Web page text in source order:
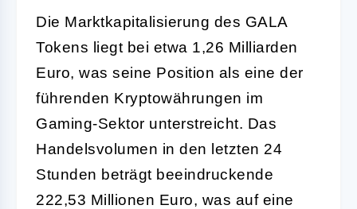
Die Marktkapitalisierung des GALA
Tokens liegt bei etwa 1,26 Milliarden
Euro, was seine Position als eine der
führenden Kryptowährungen im
Gaming-Sektor unterstreicht. Das
Handelsvolumen in den letzten 24
Stunden beträgt beeindruckende
222,53 Millionen Euro, was auf eine